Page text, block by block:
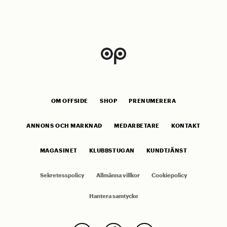
OM OFFSIDE SHOP PRENUMERERA
ANNONS OCH MARKNAD MEDARBETARE KONTAKT
MAGASINET KLUBBSTUGAN KUNDTJÄNST
Sekretesspolicy Allmänna villkor Cookiepolicy
Hantera samtycke